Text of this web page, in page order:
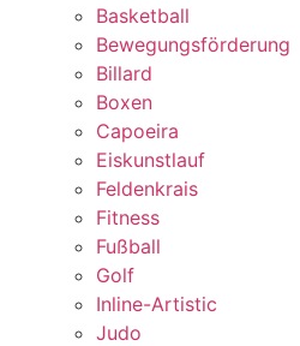
Basketball
Bewegungsförderung
Billard
Boxen
Capoeira
Eiskunstlauf
Feldenkrais
Fitness
Fußball
Golf
Inline-Artistic
Judo